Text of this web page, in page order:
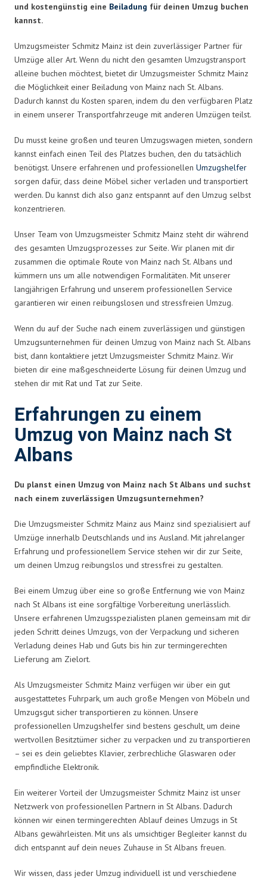
und kostengünstig eine Beiladung für deinen Umzug buchen
kannst.
Umzugsmeister Schmitz Mainz ist dein zuverlässiger Partner für
Umzüge aller Art. Wenn du nicht den gesamten Umzugstransport
alleine buchen möchtest, bietet dir Umzugsmeister Schmitz Mainz
die Möglichkeit einer Beiladung von Mainz nach St. Albans.
Dadurch kannst du Kosten sparen, indem du den verfügbaren Platz
in einem unserer Transportfahrzeuge mit anderen Umzügen teilst.
Du musst keine großen und teuren Umzugswagen mieten, sondern
kannst einfach einen Teil des Platzes buchen, den du tatsächlich
benötigst. Unsere erfahrenen und professionellen Umzugshelfer
sorgen dafür, dass deine Möbel sicher verladen und transportiert
werden. Du kannst dich also ganz entspannt auf den Umzug selbst
konzentrieren.
Unser Team von Umzugsmeister Schmitz Mainz steht dir während
des gesamten Umzugsprozesses zur Seite. Wir planen mit dir
zusammen die optimale Route von Mainz nach St. Albans und
kümmern uns um alle notwendigen Formalitäten. Mit unserer
langjährigen Erfahrung und unserem professionellen Service
garantieren wir einen reibungslosen und stressfreien Umzug.
Wenn du auf der Suche nach einem zuverlässigen und günstigen
Umzugsunternehmen für deinen Umzug von Mainz nach St. Albans
bist, dann kontaktiere jetzt Umzugsmeister Schmitz Mainz. Wir
bieten dir eine maßgeschneiderte Lösung für deinen Umzug und
stehen dir mit Rat und Tat zur Seite.
Erfahrungen zu einem
Umzug von Mainz nach St
Albans
Du planst einen Umzug von Mainz nach St Albans und suchst
nach einem zuverlässigen Umzugsunternehmen?
Die Umzugsmeister Schmitz Mainz aus Mainz sind spezialisiert auf
Umzüge innerhalb Deutschlands und ins Ausland. Mit jahrelanger
Erfahrung und professionellem Service stehen wir dir zur Seite,
um deinen Umzug reibungslos und stressfrei zu gestalten.
Bei einem Umzug über eine so große Entfernung wie von Mainz
nach St Albans ist eine sorgfältige Vorbereitung unerlässlich.
Unsere erfahrenen Umzugsspezialisten planen gemeinsam mit dir
jeden Schritt deines Umzugs, von der Verpackung und sicheren
Verladung deines Hab und Guts bis hin zur termingerechten
Lieferung am Zielort.
Als Umzugsmeister Schmitz Mainz verfügen wir über ein gut
ausgestattetes Fuhrpark, um auch große Mengen von Möbeln und
Umzugsgut sicher transportieren zu können. Unsere
professionellen Umzugshelfer sind bestens geschult, um deine
wertvollen Besitztümer sicher zu verpacken und zu transportieren
– sei es dein geliebtes Klavier, zerbrechliche Glaswaren oder
empfindliche Elektronik.
Ein weiterer Vorteil der Umzugsmeister Schmitz Mainz ist unser
Netzwerk von professionellen Partnern in St Albans. Dadurch
können wir einen termingerechten Ablauf deines Umzugs in St
Albans gewährleisten. Mit uns als umsichtiger Begleiter kannst du
dich entspannt auf dein neues Zuhause in St Albans freuen.
Wir wissen, dass jeder Umzug individuell ist und verschiedene